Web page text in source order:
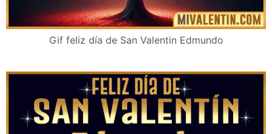
Gif feliz día de San Valentin Edmundo